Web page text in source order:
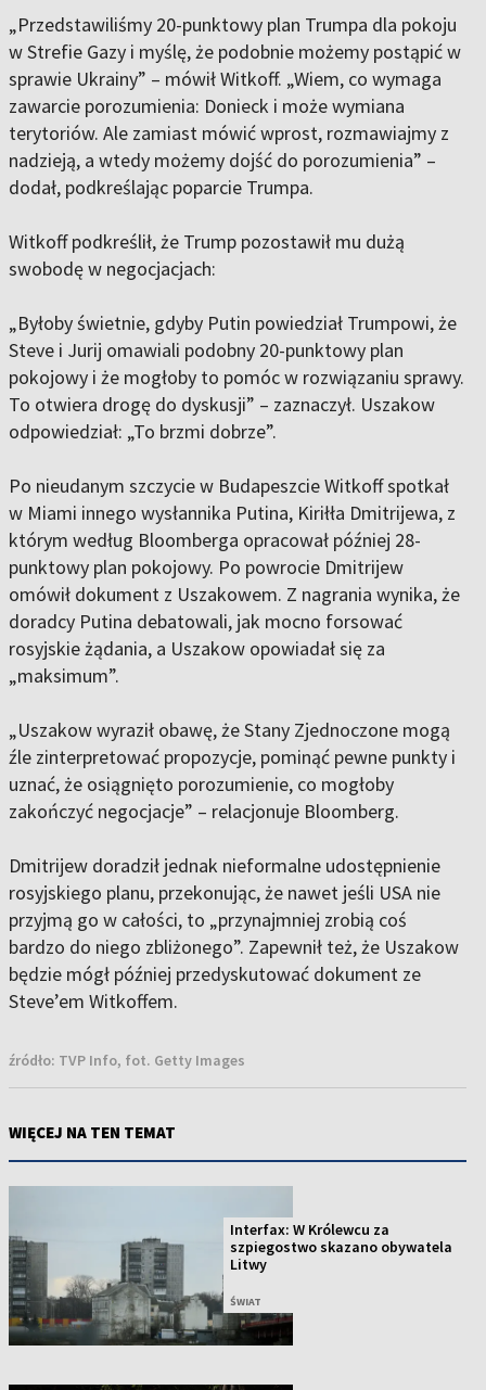
„Przedstawiliśmy 20-punktowy plan Trumpa dla pokoju
w Strefie Gazy i myślę, że podobnie możemy postąpić w
sprawie Ukrainy” – mówił Witkoff. „Wiem, co wymaga
zawarcie porozumienia: Donieck i może wymiana
terytoriów. Ale zamiast mówić wprost, rozmawiajmy z
nadzieją, a wtedy możemy dojść do porozumienia” –
dodał, podkreślając poparcie Trumpa.
Witkoff podkreślił, że Trump pozostawił mu dużą
swobodę w negocjacjach:
„Byłoby świetnie, gdyby Putin powiedział Trumpowi, że
Steve i Jurij omawiali podobny 20-punktowy plan
pokojowy i że mogłoby to pomóc w rozwiązaniu sprawy.
To otwiera drogę do dyskusji” – zaznaczył. Uszakow
odpowiedział: „To brzmi dobrze”.
Po nieudanym szczycie w Budapeszcie Witkoff spotkał
w Miami innego wysłannika Putina, Kiriłła Dmitrijewa, z
którym według Bloomberga opracował później 28-
punktowy plan pokojowy. Po powrocie Dmitrijew
omówił dokument z Uszakowem. Z nagrania wynika, że
doradcy Putina debatowali, jak mocno forsować
rosyjskie żądania, a Uszakow opowiadał się za
„maksimum”.
„Uszakow wyraził obawę, że Stany Zjednoczone mogą
źle zinterpretować propozycje, pominąć pewne punkty i
uznać, że osiągnięto porozumienie, co mogłoby
zakończyć negocjacje” – relacjonuje Bloomberg.
Dmitrijew doradził jednak nieformalne udostępnienie
rosyjskiego planu, przekonując, że nawet jeśli USA nie
przyjmą go w całości, to „przynajmniej zrobią coś
bardzo do niego zbliżonego”. Zapewnił też, że Uszakow
będzie mógł później przedyskutować dokument ze
Steve’em Witkoffem.
źródło: TVP Info, fot. Getty Images
WIĘCEJ NA TEN TEMAT
Interfax: W Królewcu za
szpiegostwo skazano obywatela
Litwy
ŚWIAT